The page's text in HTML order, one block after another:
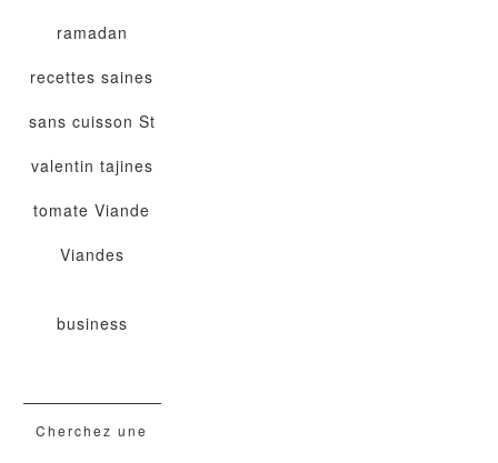
ramadan
recettes saines
sans cuisson St
valentin tajines
tomate Viande
Viandes
business
Cherchez une